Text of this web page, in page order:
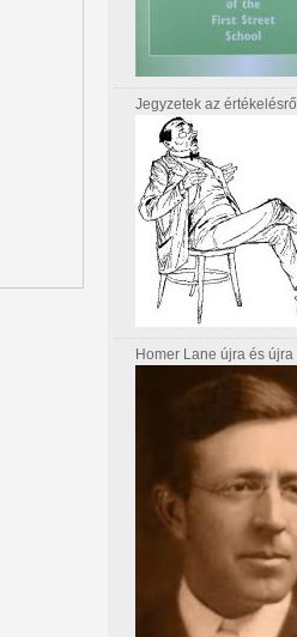
Jegyzetek az értékelésről
Homer Lane újra és újra